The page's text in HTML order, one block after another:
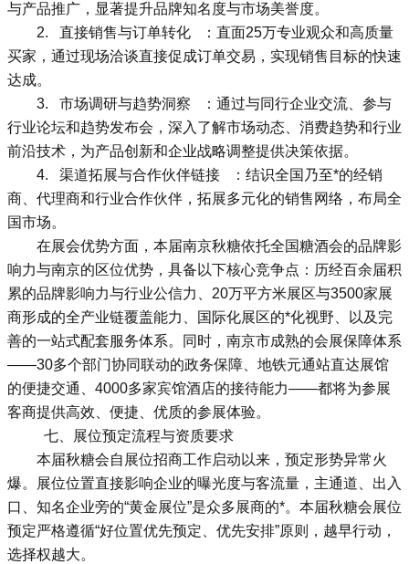
与产品推广，显著提升品牌知名度与市场美誉度。
2. 直接销售与订单转化 ：直面25万专业观众和高质量
买家，通过现场洽谈直接促成订单交易，实现销售目标的快速
达成。
3. 市场调研与趋势洞察 ：通过与同行企业交流、参与
行业论坛和趋势发布会，深入了解市场动态、消费趋势和行业
前沿技术，为产品创新和企业战略调整提供决策依据。
4. 渠道拓展与合作伙伴链接 ：结识全国乃至*的经销
商、代理商和行业合作伙伴，拓展多元化的销售网络，布局全
国市场。
在展会优势方面，本届南京秋糖依托全国糖酒会的品牌影
响力与南京的区位优势，具备以下核心竞争点：历经百余届积
累的品牌影响力与行业公信力、20万平方米展区与3500家展
商形成的全产业链覆盖能力、国际化展区的*化视野、以及完
善的一站式配套服务体系。同时，南京市成熟的会展保障体系
——30多个部门协同联动的政务保障、地铁元通站直达展馆
的便捷交通、4000多家宾馆酒店的接待能力——都将为参展
客商提供高效、便捷、优质的参展体验。
七、展位预定流程与资质要求
本届秋糖会自展位招商工作启动以来，预定形势异常火
爆。展位位置直接影响企业的曝光度与客流量，主通道、出入
口、知名企业旁的“黄金展位”是众多展商的*。本届秋糖会展位
预定严格遵循“好位置优先预定、优先安排”原则，越早行动，
选择权越大。